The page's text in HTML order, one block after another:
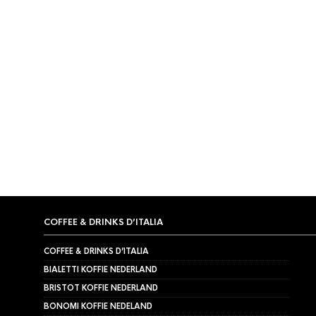
COFFEE & DRINKS D’ITALIA
COFFEE & DRINKS D’ITALIA
BIALETTI KOFFIE NEDERLAND
BRISTOT KOFFIE NEDERLAND
BONOMI KOFFIE NEDELAND